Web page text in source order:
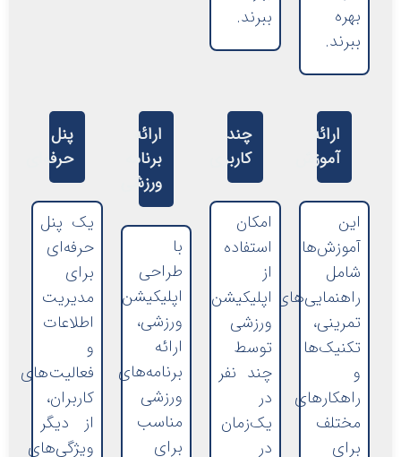
آموزش
آموزش‌ها
راهنمایی‌های
تمرینی،
تکنیک‌ها
راهکارهای
مختلف
کاربری
استفاده
اپلیکیشن
ورزشی
توسط
چند نفر
در
یک‌زمان
ورزشی
طراحی
اپلیکیشن‌
ورزشی،
برنامه‌های
ورزشی
مناسب
حرفه‌ای
یک پنل
حرفه‌ای
مدیریت
اطلاعات
فعالیت‌های
کاربران،
از دیگر
ویژگی‌های